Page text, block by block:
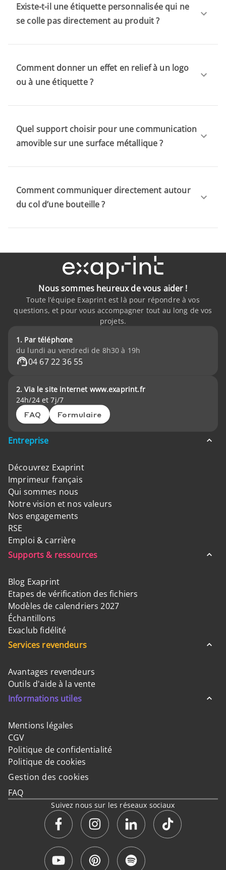
Existe-t-il une étiquette personnalisée qui ne
se colle pas directement au produit ?
Comment donner un effet en relief à un logo
ou à une étiquette ?
Quel support choisir pour une communication
amovible sur une surface métallique ?
Comment communiquer directement autour
du col d’une bouteille ?
Nous sommes heureux de vous aider !
Toute l’équipe Exaprint est là pour répondre à vos
questions, et pour vous accompagner tout au long de vos
projets.
1. Par téléphone
du lundi au vendredi de 8h30 à 19h
04 67 22 36 55
2. Via le site internet www.exaprint.fr
24h/24 et 7j/7
FAQ Formulaire
Entreprise
Découvrez Exaprint
Imprimeur français
Qui sommes nous
Notre vision et nos valeurs
Nos engagements
RSE
Emploi & carrière
Supports & ressources
Blog Exaprint
Etapes de vérification des fichiers
Modèles de calendriers 2027
Échantillons
Exaclub fidélité
Services revendeurs
Avantages revendeurs
Outils d'aide à la vente
Informations utiles
Mentions légales
CGV
Politique de confidentialité
Politique de cookies
Gestion des cookies
FAQ
Suivez nous sur les réseaux sociaux